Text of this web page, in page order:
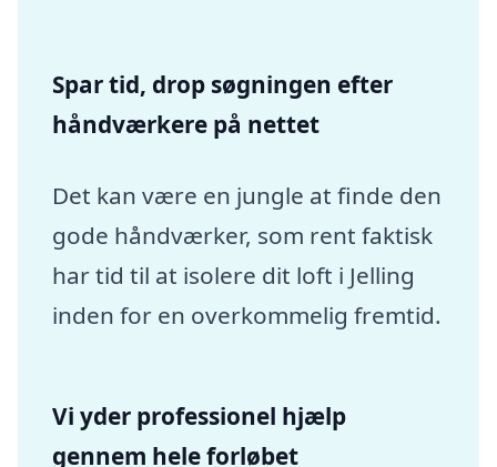
Spar tid, drop søgningen efter
håndværkere på nettet
Det kan være en jungle at finde den
gode håndværker, som rent faktisk
har tid til at isolere dit loft i Jelling
inden for en overkommelig fremtid.
Vi yder professionel hjælp
gennem hele forløbet